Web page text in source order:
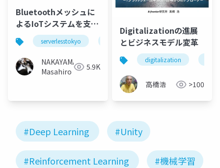
Bluetoothメッシュに
よるIoTシステムを支え
るサーバーレス技術
#serverlesstokyo
serverlesstokyo serverless aws lambda
NAKAYAMA
Masahiro
5.9K
Digitalizationの進展
とビジネスモデル変革
digitalization
高橋浩 >100
#Deep Learning #Unity
#Reinforcement Learning #機械学習